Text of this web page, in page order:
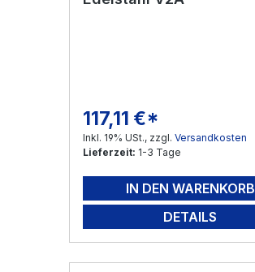
Regulärer Preis:
117,11 €*
Inkl. 19% USt., zzgl. Versandkosten
Lieferzeit: 1-3 Tage
IN DEN WARENKORB
DETAILS